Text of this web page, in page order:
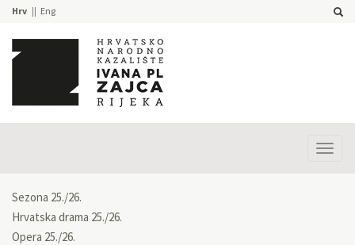
Hrv Eng
Sezona 25./26.
Hrvatska drama 25./26.
Opera 25./26.